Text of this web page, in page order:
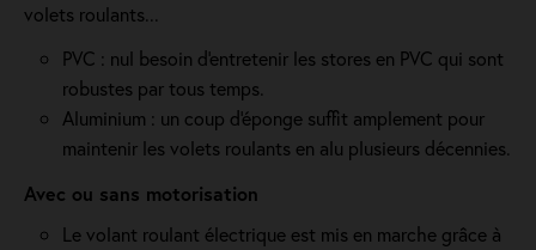
volets roulants...
PVC : nul besoin d'entretenir les stores en PVC qui sont
robustes par tous temps.
Aluminium : un coup d'éponge suffit amplement pour
maintenir les volets roulants en alu plusieurs décennies.
Avec ou sans motorisation
Le volant roulant électrique est mis en marche grâce à